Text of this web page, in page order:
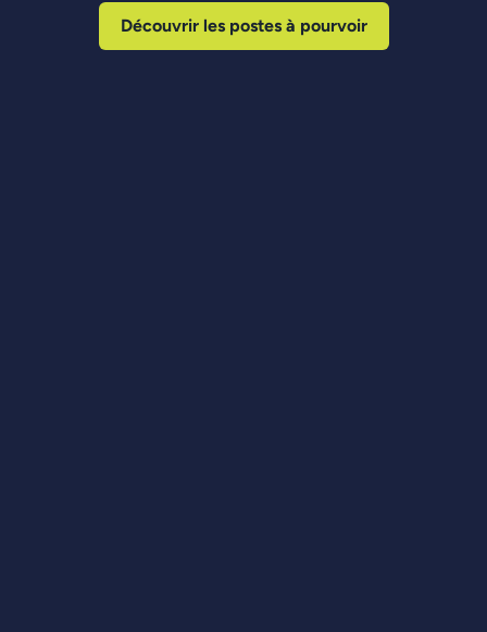
Découvrir les postes à pourvoir